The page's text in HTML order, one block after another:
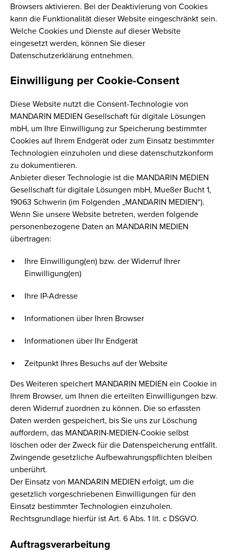
Browsers aktivieren. Bei der Deaktivierung von Cookies
kann die Funktionalität dieser Website eingeschränkt sein.
Welche Cookies und Dienste auf dieser Website
eingesetzt werden, können Sie dieser
Datenschutzerklärung entnehmen.
Einwilligung per Cookie-Consent
Diese Website nutzt die Consent-Technologie von
MANDARIN MEDIEN Gesellschaft für digitale Lösungen
mbH, um Ihre Einwilligung zur Speicherung bestimmter
Cookies auf Ihrem Endgerät oder zum Einsatz bestimmter
Technologien einzuholen und diese datenschutzkonform
zu dokumentieren.
Anbieter dieser Technologie ist die MANDARIN MEDIEN
Gesellschaft für digitale Lösungen mbH, Mueßer Bucht 1,
19063 Schwerin (im Folgenden „MANDARIN MEDIEN“).
Wenn Sie unsere Website betreten, werden folgende
personenbezogene Daten an MANDARIN MEDIEN
übertragen:
Ihre Einwilligung(en) bzw. der Widerruf Ihrer
Einwilligung(en)
Ihre IP-Adresse
Informationen über Ihren Browser
Informationen über Ihr Endgerät
Zeitpunkt Ihres Besuchs auf der Website
Des Weiteren speichert MANDARIN MEDIEN ein Cookie in
Ihrem Browser, um Ihnen die erteilten Einwilligungen bzw.
deren Widerruf zuordnen zu können. Die so erfassten
Daten werden gespeichert, bis Sie uns zur Löschung
auffordern, das MANDARIN-MEDIEN-Cookie selbst
löschen oder der Zweck für die Datenspeicherung entfällt.
Zwingende gesetzliche Aufbewahrungspflichten bleiben
unberührt.
Der Einsatz von MANDARIN MEDIEN erfolgt, um die
gesetzlich vorgeschriebenen Einwilligungen für den
Einsatz bestimmter Technologien einzuholen.
Rechtsgrundlage hierfür ist Art. 6 Abs. 1 lit. c DSGVO.
Auftragsverarbeitung